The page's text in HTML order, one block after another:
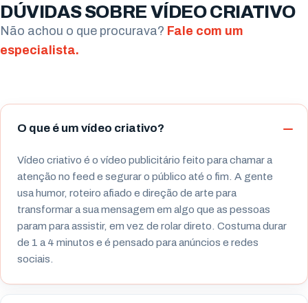
DÚVIDAS SOBRE VÍDEO CRIATIVO
Não achou o que procurava? Fale com um
especialista.
O que é um vídeo criativo?
Vídeo criativo é o vídeo publicitário feito para chamar a
atenção no feed e segurar o público até o fim. A gente
usa humor, roteiro afiado e direção de arte para
transformar a sua mensagem em algo que as pessoas
param para assistir, em vez de rolar direto. Costuma durar
de 1 a 4 minutos e é pensado para anúncios e redes
sociais.